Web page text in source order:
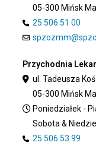
05-300 Mińsk
25 506 51 00
Przychodnia
ul. Tadeusza
05-300 Mińsk
Poniedziałek -
Sobota &
25 506 53 99